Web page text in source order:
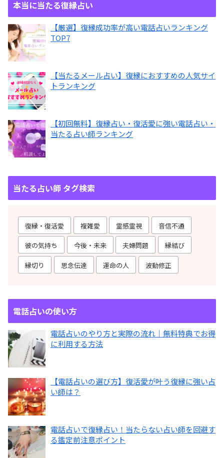
本当に当たる復縁占い
【厳選】復縁成功率が高い電話占いランキング
TOP7
【当たるメール占い】復縁におすすめの人気サイ
トランキング
【初回無料】復縁占い・復活愛に強い電話占い・
当たる占い師ランキング
当たる占い師 タグ検索
復縁・復活愛 複雑愛 霊感霊視 音信不通
彼の気持ち 今後・未来 夫婦問題 縁結び
縁切り 思念伝達 運命の人 波動修正
電話占いの使い方
電話占いのやり方と実際の流れ｜無料特典でお得
に利用する方法
【電話占いの選び方】復活愛が叶う復縁に強い占
い師は？
電話占いで復縁占い！当たらない占い師を回避す
る鑑定前注意ポイント